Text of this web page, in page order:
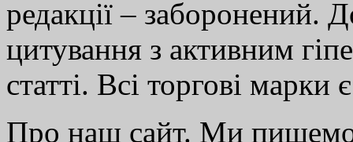
редакції – заборонений.
цитування з активним
статті. Всі торгові марки
Про наш сайт. Ми